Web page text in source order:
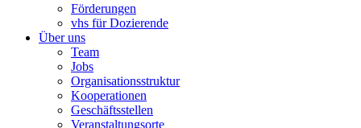
Förderungen
vhs für Dozierende
Über uns
Team
Jobs
Organisationsstruktur
Kooperationen
Geschäftsstellen
Veranstaltungsorte